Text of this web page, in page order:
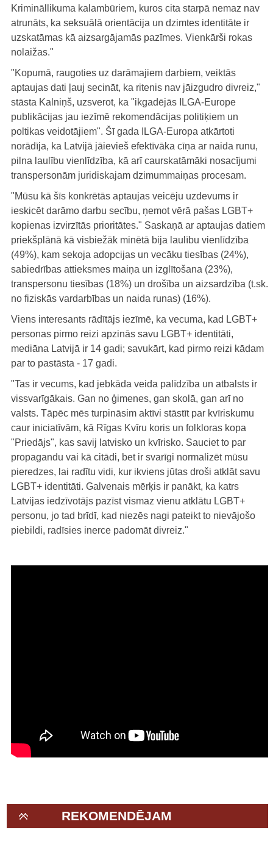
Krimināllikuma kalambūriem, kuros cita starpā nemaz nav
atrunāts, ka seksuālā orientācija un dzimtes identitāte ir
uzskatāmas kā aizsargājamās pazīmes. Vienkārši rokas
nolaižas."
"Kopumā, raugoties uz darāmajiem darbiem, veiktās
aptaujas dati ļauj secināt, ka ritenis nav jāizgudro divreiz,"
stāsta Kalniņš, uzsverot, ka "ikgadējās ILGA-Europe
publikācijas jau iezīmē rekomendācijas politiķiem un
poltikas veidotājiem". Šī gada ILGA-Europa atkārtoti
norādīja, ka Latvijā jāievieš efektīvāka cīņa ar naida runu,
pilna laulību vienlīdzība, kā arī caurskatāmāki nosacījumi
transpersonām juridiskajam dzimummaiņas procesam.
"Mūsu kā šīs konkrētās aptaujas veicēju uzdevums ir
ieskicēt darāmo darbu secību, ņemot vērā pašas LGBT+
kopienas izvirzītās prioritātes." Saskaņā ar aptaujas datiem
priekšplānā kā visbiežāk minētā bija laulību vienlīdzība
(49%), kam sekoja adopcijas un vecāku tiesības (24%),
sabiedrības attieksmes maiņa un izglītošana (23%),
transpersonu tiesības (18%) un drošība un aizsardzība (t.sk.
no fiziskās vardarbības un naida runas) (16%).
Viens interesants rādītājs iezīmē, ka vecuma, kad LGBT+
personas pirmo reizi apzinās savu LGBT+ identitāti,
mediāna Latvijā ir 14 gadi; savukārt, kad pirmo reizi kādam
par to pastāsta - 17 gadi.
"Tas ir vecums, kad jebkāda veida palīdzība un atbalsts ir
vissvarīgākais. Gan no ģimenes, gan skolā, gan arī no
valsts. Tāpēc mēs turpināsim aktīvi stāstīt par kvīriskumu
caur iniciatīvām, kā Rīgas Kvīru koris un folkloras kopa
"Priedājs", kas savij latvisko un kvīrisko. Sauciet to par
propagandu vai kā citādi, bet ir svarīgi normalizēt mūsu
pieredzes, lai radītu vidi, kur ikviens jūtas droši atklāt savu
LGBT+ identitāti. Galvenais mērķis ir panākt, ka katrs
Latvijas iedzīvotājs pazīst vismaz vienu atklātu LGBT+
personu, jo tad brīdī, kad niezēs nagi pateikt to nievājošo
piebildi, radīsies inerce padomāt divreiz."
REKOMENDĒJAM